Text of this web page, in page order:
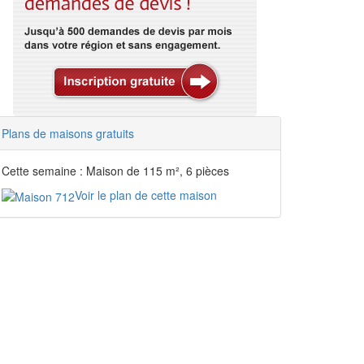
Plans de maisons gratuits
Cette semaine : Maison de 115 m², 6 pièces
Voir le plan de cette maison